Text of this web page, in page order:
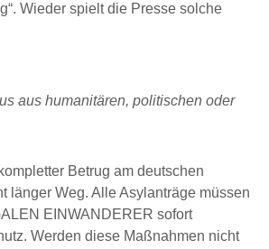
Wieder spielt die Presse solche
aus humanitären, politischen oder
Betrug am deutschen
länger Weg. Alle Asylanträge müssen
EINWANDERER sofort
Werden diese Maßnahmen nicht